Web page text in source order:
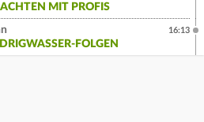
MIT PROFIS
FOLGEN
16:13